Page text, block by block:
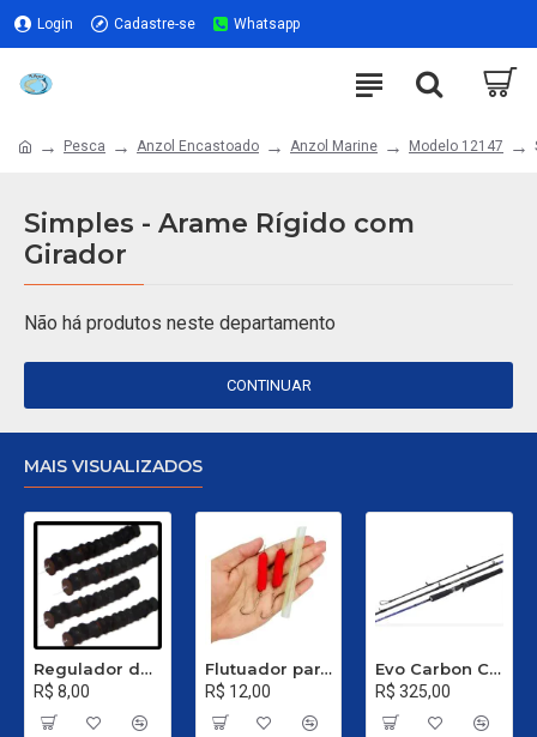
Login Cadastre-se Whatsapp
Pesca Anzol Encastoado Anzol Marine Modelo 12147
Simples - Arame Rígido com
Girador
Não há produtos neste departamento
CONTINUAR
MAIS VISUALIZADOS
Regulador de Chumbada STOP Nº 1
R$ 8,00
Flutuador para Salsicha Nº 9
R$ 12,00
Evo Carbon C 661 XH - 40 a 80 Libras
R$ 325,00